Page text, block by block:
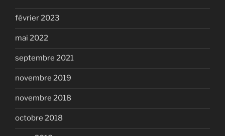
février 2023
mai 2022
septembre 2021
novembre 2019
novembre 2018
octobre 2018